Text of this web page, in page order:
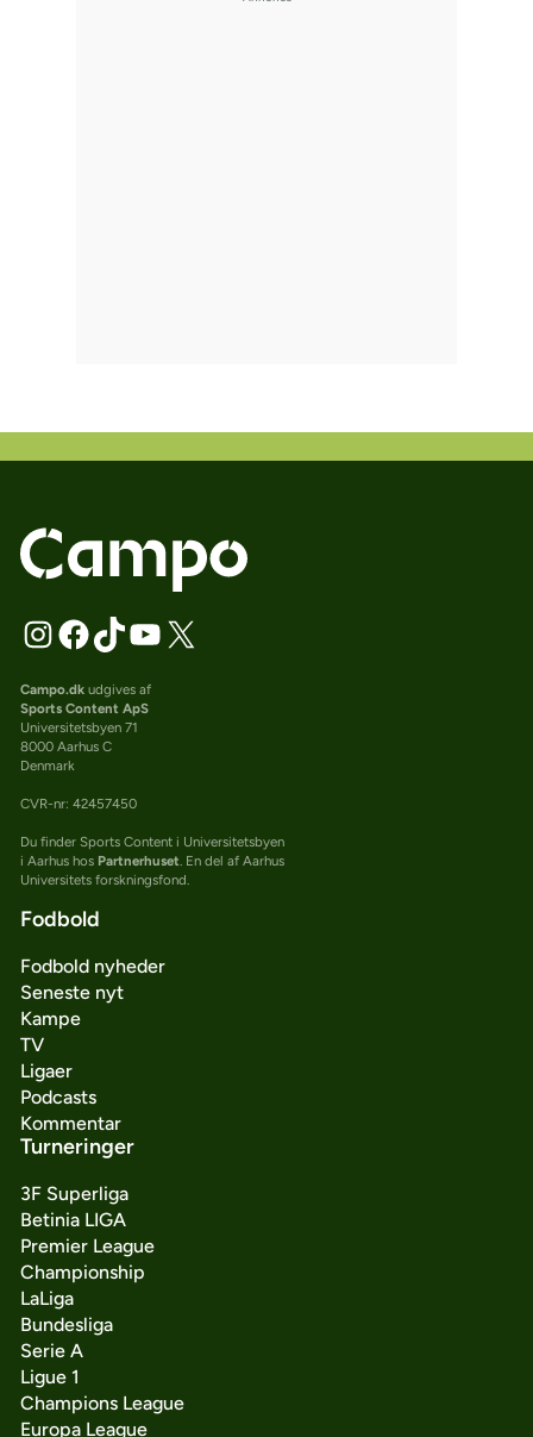
Campo.dkudgives af
Sports Content ApS
Universitetsbyen 71
8000 Aarhus C
Denmark
CVR-nr: 42457450
Du finder Sports Content i Universitetsbyen
i Aarhus hos Partnerhuset. En del af Aarhus
Universitets forskningsfond.
Fodbold
Fodbold nyheder
Seneste nyt
Kampe
TV
Ligaer
Podcasts
Kommentar
Turneringer
3F Superliga
Betinia LIGA
Premier League
Championship
LaLiga
Bundesliga
Serie A
Ligue 1
Champions League
Europa League